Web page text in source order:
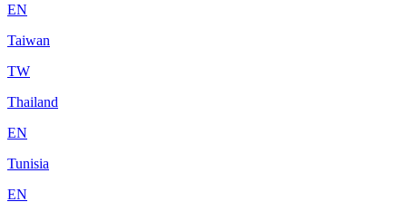
EN
Taiwan
TW
Thailand
EN
Tunisia
EN